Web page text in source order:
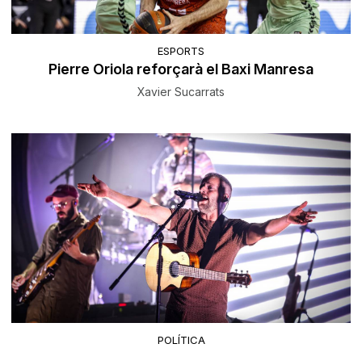
ESPORTS
Pierre Oriola reforçarà el Baxi Manresa
Xavier Sucarrats
POLÍTICA